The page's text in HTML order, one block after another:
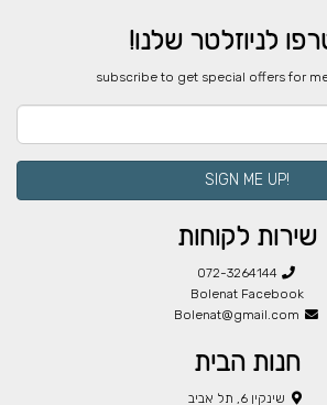
לניוזלטר שלנו!
​subscribe to get special offers for
!SIGN ME UP
שירות לקוחות
072-3264144
Bolenat Facebook
Bolenat@gmail.com
חנות הבית
שינקין 6, תל אביב